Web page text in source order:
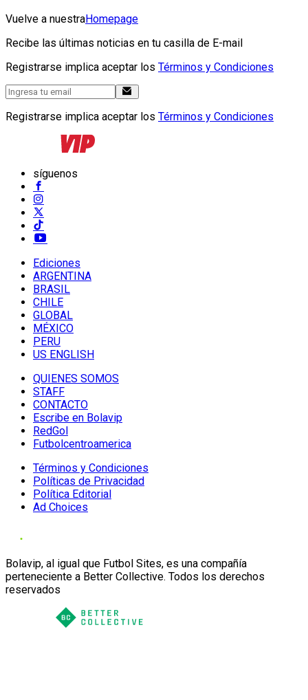
Vuelve a nuestraHomepage
Recibe las últimas noticias en tu casilla de E-mail
Registrarse implica aceptar los Términos y Condiciones
Registrarse implica aceptar los Términos y Condiciones
síguenos
Ediciones
ARGENTINA
BRASIL
CHILE
GLOBAL
MÉXICO
PERU
US ENGLISH
QUIENES SOMOS
STAFF
CONTACTO
Escribe en Bolavip
RedGol
Futbolcentroamerica
Términos y Condiciones
Políticas de Privacidad
Política Editorial
Ad Choices
Bolavip, al igual que Futbol Sites, es una compañía
perteneciente a Better Collective. Todos los derechos
reservados